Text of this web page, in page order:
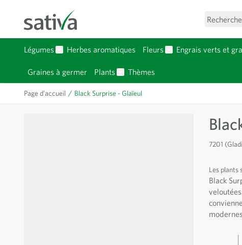
Recherche
Légumes
Herbes aromatiques
Fleurs
Engrais verts et
Graines à germer
Plants
Thèmes
Page d’accueil / Black Surprise - Glaïeul
7201
Les plants
Black